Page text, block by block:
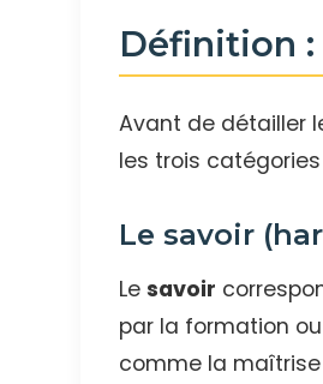
Définition
Avant de détailler
les trois
Le savoir
Lesavoir
par la formation
comme la maîtrise